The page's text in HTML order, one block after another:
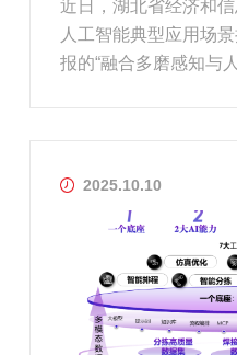
近日，湖北省经济和
人工智能典型应用场
报的“融合多磨感知与
化转型提供了可复制推
2025.10.10